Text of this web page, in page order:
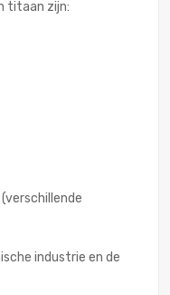
titaan zijn:
industrie en de